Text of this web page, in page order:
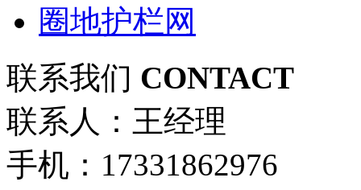
圈地护栏网
联系我们 CONTACT
联系人：王经理
手机：17331862976